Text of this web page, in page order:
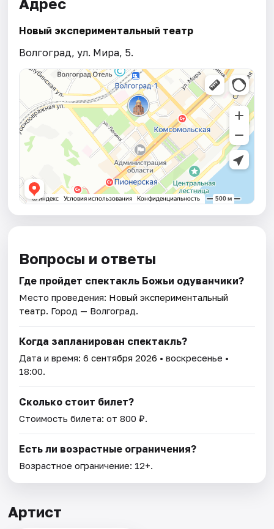
Новый экспериментальный театр
Волгоград, ул. Мира, 5.
Вопросы и ответы
Где пройдет спектакль Божьи одуванчики?
Место проведения: Новый экспериментальный
театр. Город — Волгоград.
Когда запланирован спектакль?
Дата и время:6 сентября 2026 • воскресенье •
18:00.
Сколько стоит билет?
Стоимость билета: от 800 ₽.
Есть ли возрастные ограничения?
Возрастное ограничение: 12+.
Артист